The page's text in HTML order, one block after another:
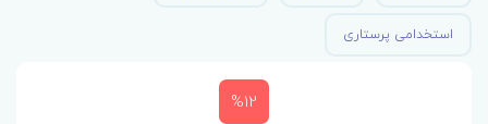
استخدامی پرستاری
%12